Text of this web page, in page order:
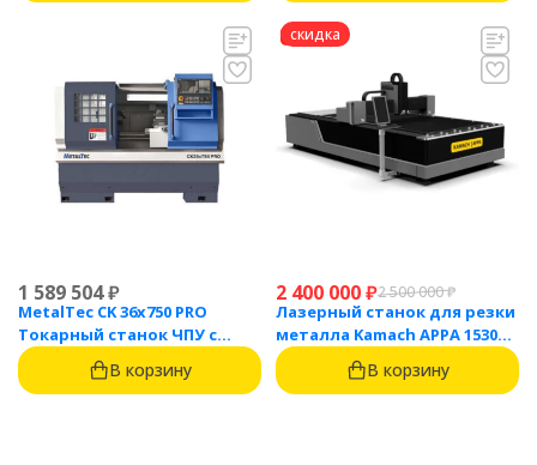
1 589 504₽
MetalTec CK 36x750 PRO
Токарный станок ЧПУ с
горизонтальной станиной
В корзину
скидка
2 400 000₽2 500 000₽
Лазерный станок для резки
металла Kamach APPA 1530
(3000 Вт)
В корзину